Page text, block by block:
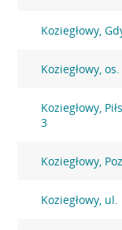
Koziegłowy,
Koziegłowy,
Koziegłowy,
3
Koziegłowy,
Koziegłowy,